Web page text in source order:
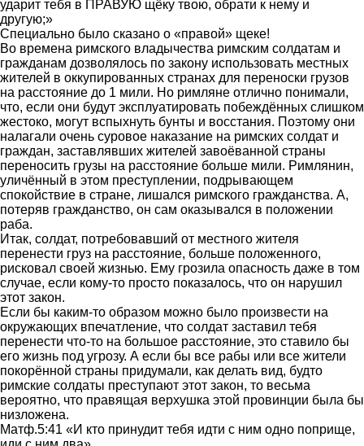
ударит тебя в ПРАВУЮ щёку твою, обрати к нему и
другую;»
Специально было сказано о «правой» щеке!
Во времена римского владычества римским солдатам и
гражданам дозволялось по закону использовать местных
жителей в оккупированных странах для переноски грузов
на расстояние до 1 мили. Но римляне отлично понимали,
что, если они будут эксплуатировать побеждённых слишком
жестоко, могут вспыхнуть бунты и восстания. Поэтому они
налагали очень суровое наказание на римских солдат и
граждан, заставлявших жителей завоёванной страны
переносить грузы на расстояние больше мили. Римлянин,
уличённый в этом преступлении, подрывающем
спокойствие в стране, лишался римского гражданства. А,
потеряв гражданство, он сам оказывался в положении
раба.
Итак, солдат, потребовавший от местного жителя
перенести груз на расстояние, больше положенного,
рисковал своей жизнью. Ему грозила опасность даже в том
случае, если кому-то просто показалось, что он нарушил
этот закон.
Если бы каким-то образом можно было произвести на
окружающих впечатление, что солдат заставил тебя
перенести что-то на большое расстояние, это ставило бы
его жизнь под угрозу. А если бы все рабы или все жители
покорённой страны придумали, как делать вид, будто
римские солдаты преступают этот закон, то весьма
вероятно, что правящая верхушка этой провинции была бы
низложена.
Матф.5:41 «И кто принудит тебя идти с ним одно поприще,